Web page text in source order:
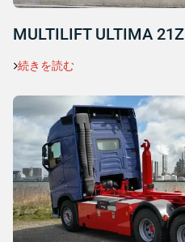
MULTILIFT ULTIMA 21Z
続きを読む